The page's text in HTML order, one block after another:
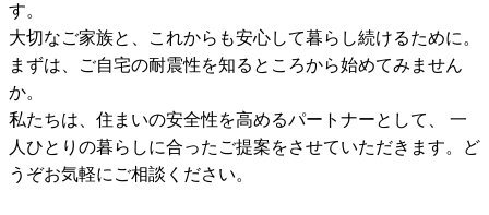
す。
大切なご家族と、これからも安心して暮らし続けるために。
まずは、ご自宅の耐震性を知るところから始めてみません
か。
私たちは、住まいの安全性を高めるパートナーとして、 一
人ひとりの暮らしに合ったご提案をさせていただきます。ど
うぞお気軽にご相談ください。